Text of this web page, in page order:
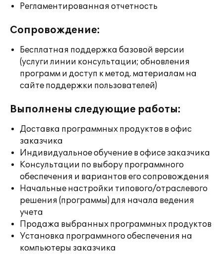
Регламентированная отчетность
Сопровождение:
Бесплатная поддержка базовой версии
(услуги линии консультации; обновления
программ и доступ к метод. материалам на
сайте поддержки пользователей)
Выполнены следующие работы:
Доставка программных продуктов в офис
заказчика
Индивидуальное обучение в офисе заказчика
Консультации по выбору программного
обеспечения и вариантов его сопровождения
Начальные настройки типового/отраслевого
решения (программы) для начала ведения
учета
Продажа выбранных программных продуктов
Установка программного обеспечения на
компьютеры заказчика